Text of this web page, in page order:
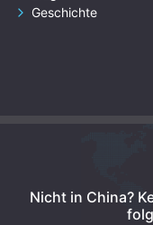
Geschichte
Nicht in China?